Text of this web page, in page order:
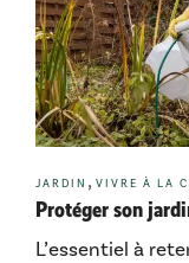
Protéger son
L’essentiel à
Catégories
JARDIN , VIVRE À LA